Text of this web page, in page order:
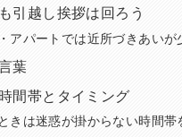
引越し挨拶は回ろう
アパートでは近所づきあい
葉
間帯とタイミング
きは迷惑が掛からない時間帯